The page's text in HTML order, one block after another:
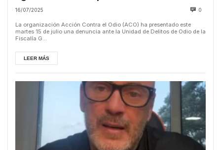
racismo en Torre Pacheco
16/07/2025 0
La organización Acción Contra el Odio (ACO) ha presentado este
martes 15 de julio una denuncia ante la Unidad de Delitos de Odio de la
Fiscalía G...
LEER MÁS